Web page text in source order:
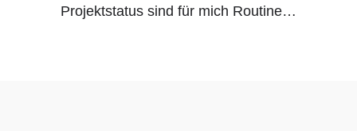
Projektstatus sind für mich Routine…